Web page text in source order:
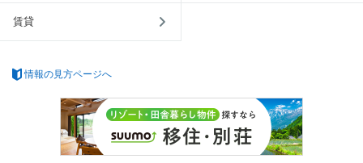
賃貸
情報の見方ページへ